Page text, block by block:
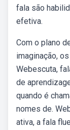
fala são
efetiva.
Com o plano
imaginação,
Webescuta,
de
quando é
nomes de.
ativa, a fala